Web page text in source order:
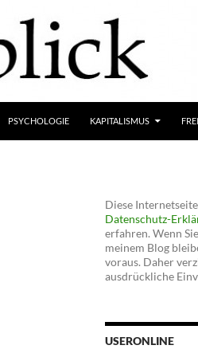
PSYCHOLOGIE KAPITALISMUS
Diese
Datenschutz-
erfahren. Wenn
meinem Blog
voraus. Daher
ausdrückliche
USERONLINE